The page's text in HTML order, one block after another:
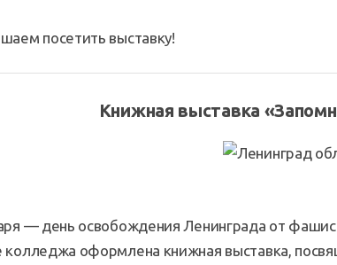
посетить выставку!
Книжная выставка
— день освобождения Ленинграда от
колледжа оформлена книжная выставка,